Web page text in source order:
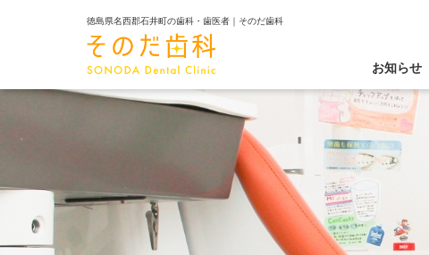
徳島県名西郡石井町の歯科・歯医者｜そのだ歯科
お知らせ